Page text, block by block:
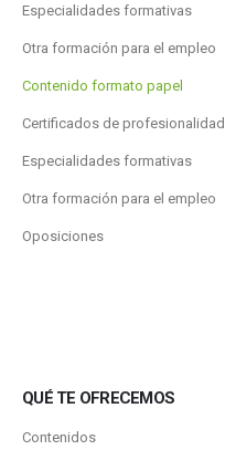
Especialidades formativas
Otra formación para el empleo
Contenido formato papel
Certificados de profesionalidad
Especialidades formativas
Otra formación para el empleo
Oposiciones
QUÉ TE OFRECEMOS
Contenidos